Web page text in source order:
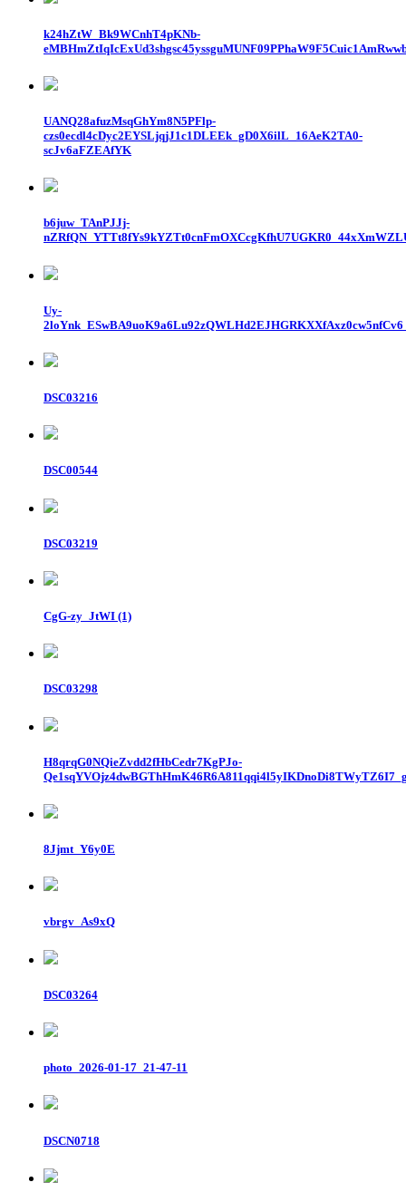
k24hZtW_Bk9WCnhT4pKNb-
UANQ28afuzMsqGhYm8N5PFlp-
czs0ecdl4cDyc2EYSLjqjJ1c1DLEEk_gD0X6ilL_16AeK2TA0-
scJv6aFZEAfYK
b6juw_TAnPJJj-
Uy-
DSC03216
DSC00544
DSC03219
CgG-zy_JtWI (1)
DSC03298
H8qrqG0NQieZvdd2fHbCedr7KgPJo-
8Jjmt_Y6y0E
vbrgv_As9xQ
DSC03264
photo_2026-01-17_21-47-11
DSCN0718